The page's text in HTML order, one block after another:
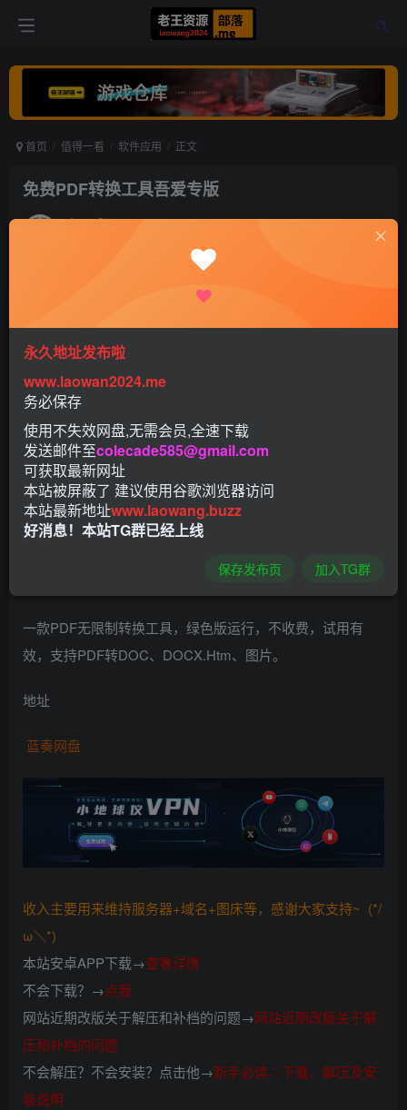
首页 值得一看 软件应用 正文
免费PDF转换工具吾爱专版
老王 打赏
免费PDF转换工具吾爱专版
一款PDF无限制转换工具，绿色版运行，不收费，试用有
效，支持PDF转DOC、DOCX.Htm、图片。
地址
蓝奏网盘
收入主要用来维持服务器+域名+图床等，感谢大家支持~ (*/
ω＼*)
本站安卓APP下载→查看详情
不会下载？→点我
网站近期改版关于解压和补档的问题→网站近期改版关于解
压和补档的问题
不会解压？不会安装？点击他→新手必读∴下载、解压及安
装说明
永久地址发布啦
www.laowan2024.me
务必保存
使用不失效网盘,无需会员,全速下载
发送邮件至colecade585@gmail.com
可获取最新网址
本站被屏蔽了 建议使用谷歌浏览器访问
本站最新地址www.laowang.buzz
好消息！本站TG群已经上线
保存发布页 加入TG群